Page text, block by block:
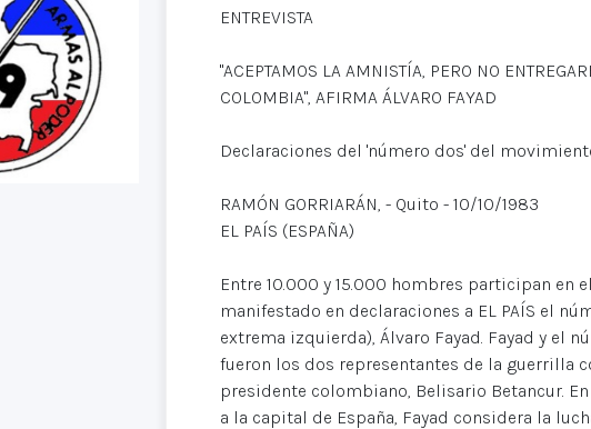
ENTREVISTA
"ACEPTAMOS LA AMNISTÍA, PERO NO
COLOMBIA", AFIRMA ÁLVARO FAYAD
Declaraciones del 'número dos' del
RAMÓN GORRIARÁN, - Quito - 10/10/1983
EL PAÍS (ESPAÑA)
Entre 10.000 y 15.000 hombres participan
manifestado en declaraciones a EL PAÍS el
extrema izquierda), Álvaro Fayad. Fayad y el
fueron los dos representantes de la guerrilla
presidente colombiano, Belisario Betancur.
a la capital de España, Fayad considera la